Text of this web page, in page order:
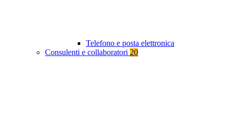
Telefono e posta elettronica
Consulenti e collaboratori 20